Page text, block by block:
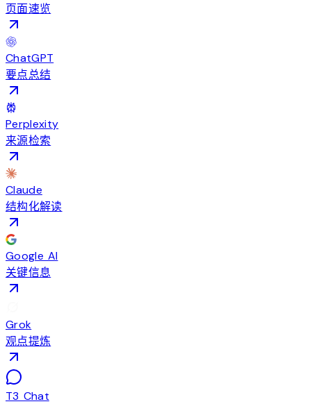
页面速览
ChatGPT
要点总结
Perplexity
来源检索
Claude
结构化解读
Google AI
关键信息
Grok
观点提炼
T3 Chat